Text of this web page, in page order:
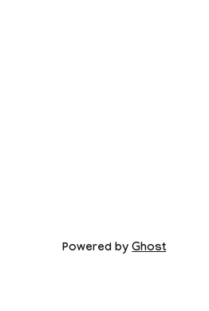
Powered byGhost